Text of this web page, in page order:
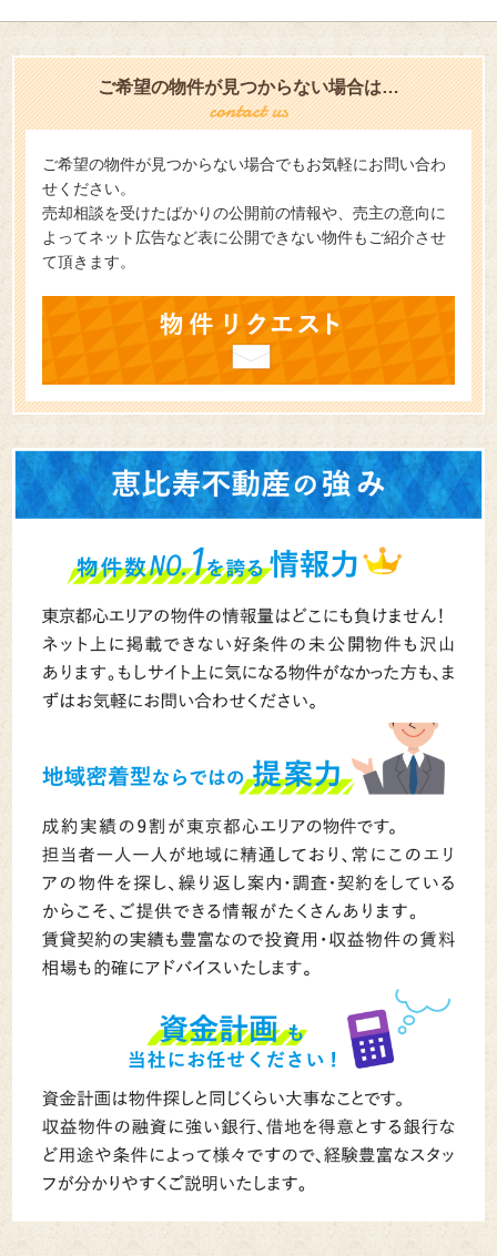
ご希望の物件が見つからない場合は…
ご希望の物件が見つからない場合でもお気軽にお問い合わ
せください。
売却相談を受けたばかりの公開前の情報や、売主の意向に
よってネット広告など表に公開できない物件もご紹介させ
て頂きます。